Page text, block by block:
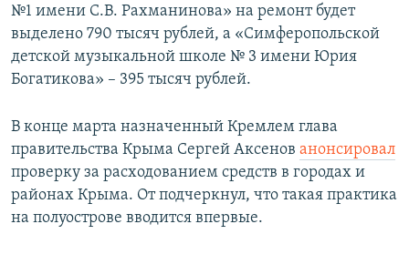
№1 имени С.В. Рахманинова» на ремонт будет
выделено 790 тысяч рублей, а «Симферопольской
детской музыкальной школе № 3 имени Юрия
Богатикова» – 395 тысяч рублей.
В конце марта назначенный Кремлем глава
правительства Крыма Сергей Аксенов анонсировал
проверку за расходованием средств в городах и
районах Крыма. От подчеркнул, что такая практика
на полуострове вводится впервые.